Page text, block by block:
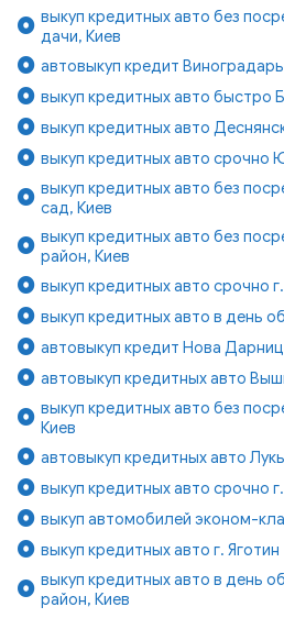
выкуп кредитных авто без
дачи, Киев
автовыкуп кредит
выкуп кредитных авто быстро
выкуп кредитных авто
выкуп кредитных авто срочно
выкуп кредитных авто без
сад, Киев
выкуп кредитных авто без
район, Киев
выкуп кредитных авто срочно
выкуп кредитных авто в день
автовыкуп кредит Нова
автовыкуп кредитных авто
выкуп кредитных авто без
Киев
автовыкуп кредитных авто
выкуп кредитных авто срочно
выкуп автомобилей эконом-
выкуп кредитных авто г. Яготин
выкуп кредитных авто в день
район, Киев